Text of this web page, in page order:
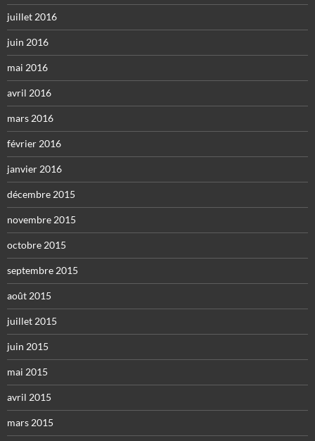
juillet 2016
juin 2016
mai 2016
avril 2016
mars 2016
février 2016
janvier 2016
décembre 2015
novembre 2015
octobre 2015
septembre 2015
août 2015
juillet 2015
juin 2015
mai 2015
avril 2015
mars 2015